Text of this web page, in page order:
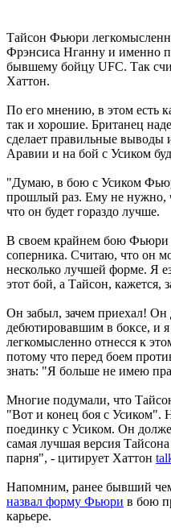
Тайсон Фьюри
Фрэнсиса Нганну и именно
бывшему бойцу UFC. Так
Хаттон.
По его мнению, в этом есть
так и хорошие. Британец
сделает правильные выводы
Аравии и на бой с Усиком
"Думаю, в бою с Усиком
прошлый раз. Ему не нужно,
что он будет гораздо лучше.
В своем крайнем бою Фьюри
соперника. Считаю, что он
несколько лучшей форме. Я
этот бой, а Тайсон, кажется,
Он забыл, зачем приехал! Он
дебютировавшим в боксе, и
легкомысленно отнесся к
потому что перед боем
знать: "Я больше не имею
Многие подумали, что
"Вот и конец боя с Усиком".
поединку с Усиком. Он
самая лучшая версия
парня", - цитирует Хаттон
Напомним, ранее бывший
назвал форму Фьюри в бою
карьере.